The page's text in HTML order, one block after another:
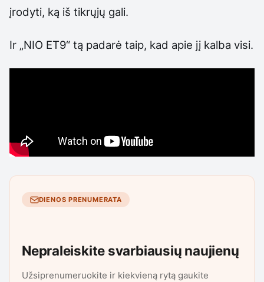
įrodyti, ką iš tikrųjų gali.
Ir „NIO ET9“ tą padarė taip, kad apie jį kalba visi.
DIENOS PRENUMERATA
Nepraleiskite svarbiausių naujienų
Užsiprenumeruokite ir kiekvieną rytą gaukite